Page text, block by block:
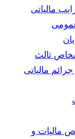
مالیاتی
ثالث
مالیاتی
مالیات و